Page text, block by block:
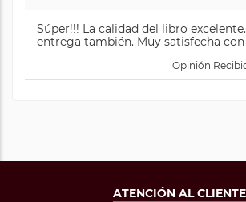
Súper!!! La calidad del libro
entrega también. Muy satisfecha
Opinión
ATENCIÓN AL CLIENTE